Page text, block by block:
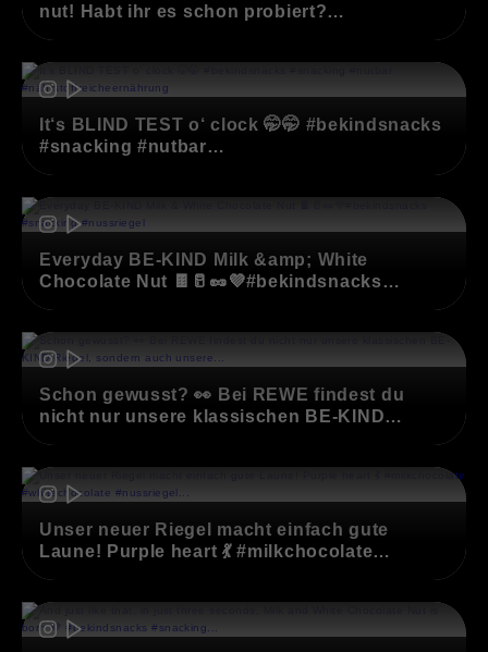
nut! Habt ihr es schon probiert?
(opens in new window)
It‘s BLIND TEST o‘ clock 🤭🤭 #bekindsnacks
#snacking #nutbar
(opens in new window)
Everyday BE-KIND Milk &amp; White
Chocolate Nut 🍫🥛🥜💜#bekindsnacks
(opens in new window)
Schon gewusst? 👀 Bei REWE findest du
nicht nur unsere klassischen BE-KIND
nächsten Einkauf und entdecke deine
Lieblingssorte 🛒✨#bekindsnacks #rewe
#nussriegel #snacking
(opens in new window)
Unser neuer Riegel macht einfach gute
Laune! Purple heart 💃 #milkchocolate
(opens in new window)